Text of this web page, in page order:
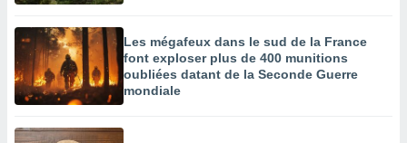
Les mégafeux dans le sud de la France
font exploser plus de 400 munitions
oubliées datant de la Seconde Guerre
mondiale